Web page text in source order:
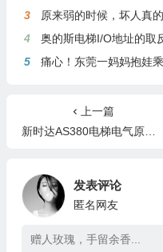
3
原来弱的时候，坏人真
4
奥的斯电梯I/O地址的取
5
痛心！东莞一妈妈抱娃乘
上一篇
新时达AS380电梯电气原理图
发表评论
匿名网友